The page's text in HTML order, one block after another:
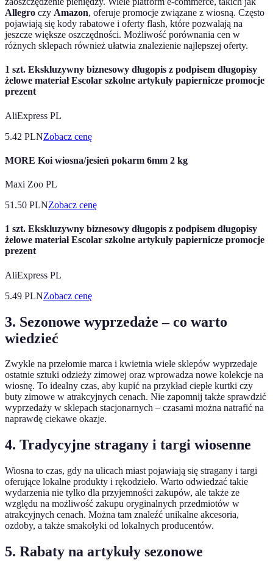
Allegro czy Amazon, oferuje promocje związane z wiosną. Często
pojawiają się kody rabatowe i oferty flash, które pozwalają na
jeszcze większe oszczędności. Możliwość porównania cen w
różnych sklepach również ułatwia znalezienie najlepszej oferty.
1 szt. Ekskluzywny biznesowy długopis z podpisem długopisy
żelowe materiał Escolar szkolne artykuły papiernicze promocje
prezent
AliExpress PL
5.42 PLNZobacz cenę
MORE Koi wiosna/jesień pokarm 6mm 2 kg
Maxi Zoo PL
51.50 PLNZobacz cenę
1 szt. Ekskluzywny biznesowy długopis z podpisem długopisy
żelowe materiał Escolar szkolne artykuły papiernicze promocje
prezent
AliExpress PL
5.49 PLNZobacz cenę
3. Sezonowe wyprzedaże – co warto
wiedzieć
Zwykle na przełomie marca i kwietnia wiele sklepów wyprzedaje
ostatnie sztuki odzieży zimowej oraz wprowadza nowe kolekcje na
wiosnę. To idealny czas, aby kupić na przykład ciepłe kurtki czy
buty zimowe w atrakcyjnych cenach. Nie zapomnij także sprawdzić
wyprzedaży w sklepach stacjonarnych – czasami można natrafić na
naprawdę ciekawe okazje.
4. Tradycyjne stragany i targi wiosenne
Wiosna to czas, gdy na ulicach miast pojawiają się stragany i targi
oferujące lokalne produkty i rękodzieło. Warto odwiedzać takie
wydarzenia nie tylko dla przyjemności zakupów, ale także ze
względu na możliwość zakupu oryginalnych przedmiotów w
atrakcyjnych cenach. Można tam znaleźć unikalne akcesoria,
ozdoby, a także smakołyki od lokalnych producentów.
5. Rabaty na artykuły sezonowe